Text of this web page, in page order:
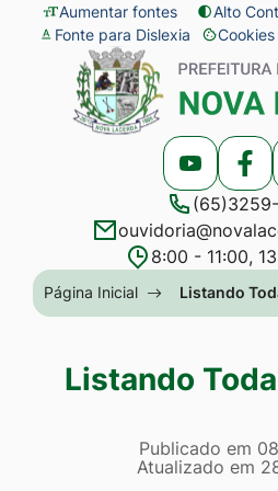
Seção
de
atalhos
acessibilidade
Ir
para
conteúdo
menu
[alt+2]
para
Aumentar fontes Alto
Fonte para Dislexia
Cookies
Abrir
de
Seção
menu
Acessar
a
Rede
Social
a
8:00 - 11:00,
Seção
do
principal
Página Inicial Listando
Listando
Página
Informações
Publicado em
Atualizado em